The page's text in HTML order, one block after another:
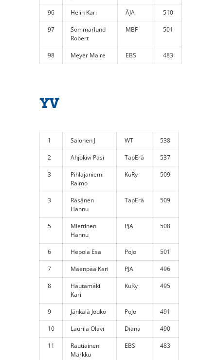
96 Helin Kari ÄJA 510
97
Sommarlund
Robert
MBF 501
98 Meyer Maire EBS 483
YV
1 Salonen J WT 538
2 Ahjokivi Pasi TapErä 537
3
Pihlajaniemi
Raimo
KuRy 509
3
Räsänen
Hannu
TapErä 509
5
Miettinen
Hannu
PJA 508
6 Hepola Esa PoJo 501
7 Mäenpää Kari PJA 496
8
Hautamäki
Kari
KuRy 495
9 Jänkälä Jouko PoJo 491
10 Laurila Olavi Diana 490
11
Rautiainen
Markku
EBS 483